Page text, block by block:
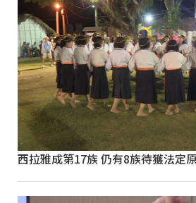
西拉雅成第17族 仍有8族待獲法定